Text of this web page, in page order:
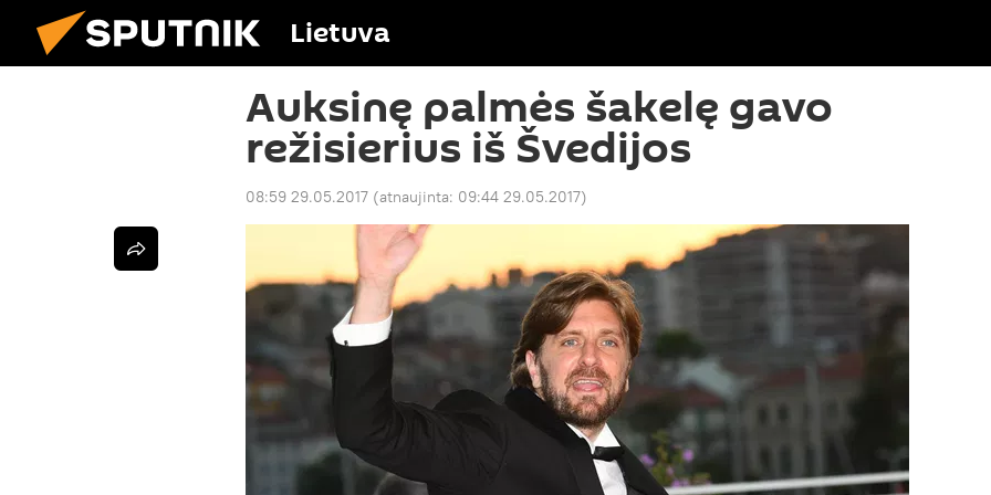
Lietuva
Auksinę palmės šakelę gavo
režisierius iš Švedijos
08:59 29.05.2017 (atnaujinta: 09:44 29.05.2017)